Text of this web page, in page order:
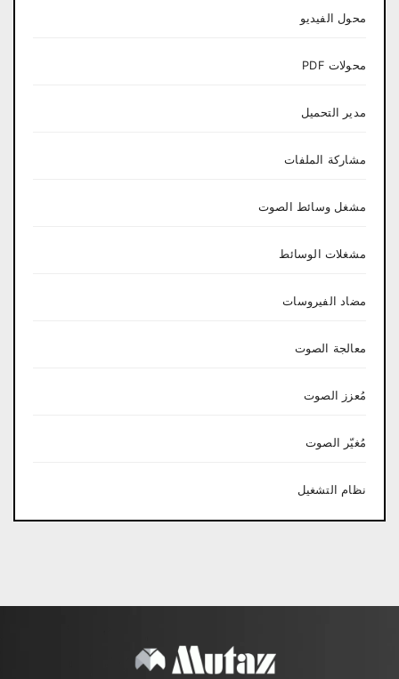
محول الفيديو
محولات PDF
مدير التحميل
مشاركة الملفات
مشغل وسائط الصوت
مشغلات الوسائط
مضاد الفيروسات
معالجة الصوت
مُعزز الصوت
مُغيّر الصوت
نظام التشغيل